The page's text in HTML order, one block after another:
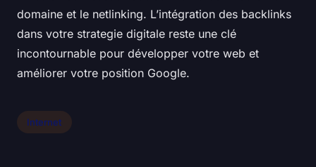
domaine et le netlinking. L’intégration des backlinks
dans votre strategie digitale reste une clé
incontournable pour développer votre web et
améliorer votre position Google.
Internet